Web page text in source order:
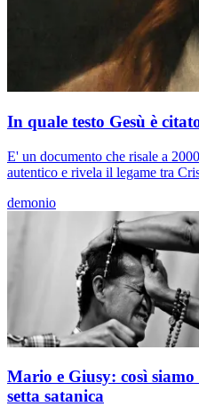
In quale testo Gesù è
E' un documento che risale a
autentico e rivela il legame tra
demonio
Mario e Giusy: così
setta satanica